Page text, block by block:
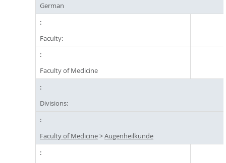
German
Faculty:
Faculty of Medicine
Divisions:
Faculty of Medicine>Augenheilkunde